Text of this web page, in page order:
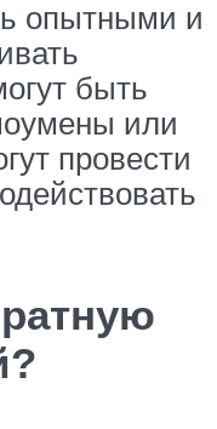
опытными и
быть
или
провести